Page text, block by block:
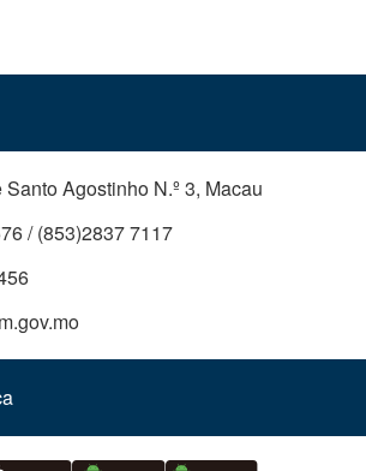
Santo Agostinho N.º 3, Macau
/ (853)2837 7117